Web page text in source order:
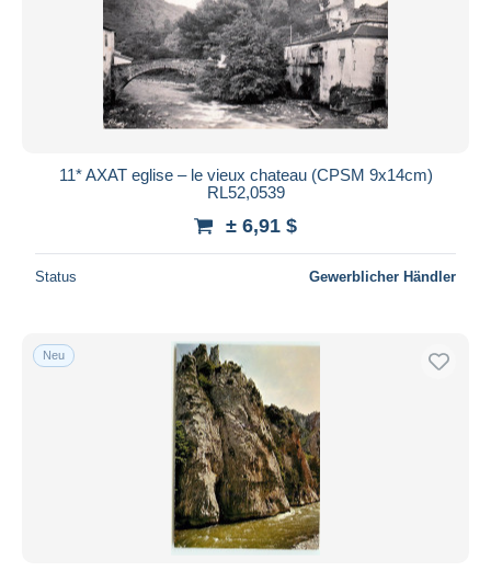
11* AXAT eglise – le vieux chateau (CPSM 9x14cm)
RL52,0539
± 6,91 $
Status Gewerblicher Händler
Neu